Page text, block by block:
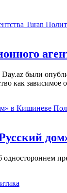
Day.az были
как